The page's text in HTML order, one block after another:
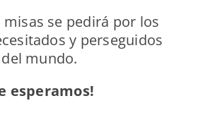
misas se pedirá por los
y perseguidos
del mundo.
esperamos!